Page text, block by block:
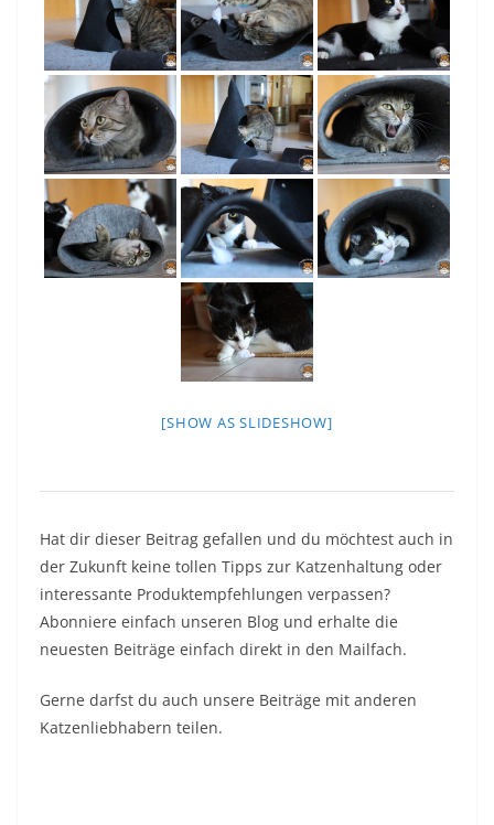
[SHOW AS SLIDESHOW]
Hat dir dieser Beitrag gefallen und du möchtest auch in
der Zukunft keine tollen Tipps zur Katzenhaltung oder
interessante Produktempfehlungen verpassen?
Abonniere einfach unseren Blog und erhalte die
neuesten Beiträge einfach direkt in den Mailfach.
Gerne darfst du auch unsere Beiträge mit anderen
Katzenliebhabern teilen.